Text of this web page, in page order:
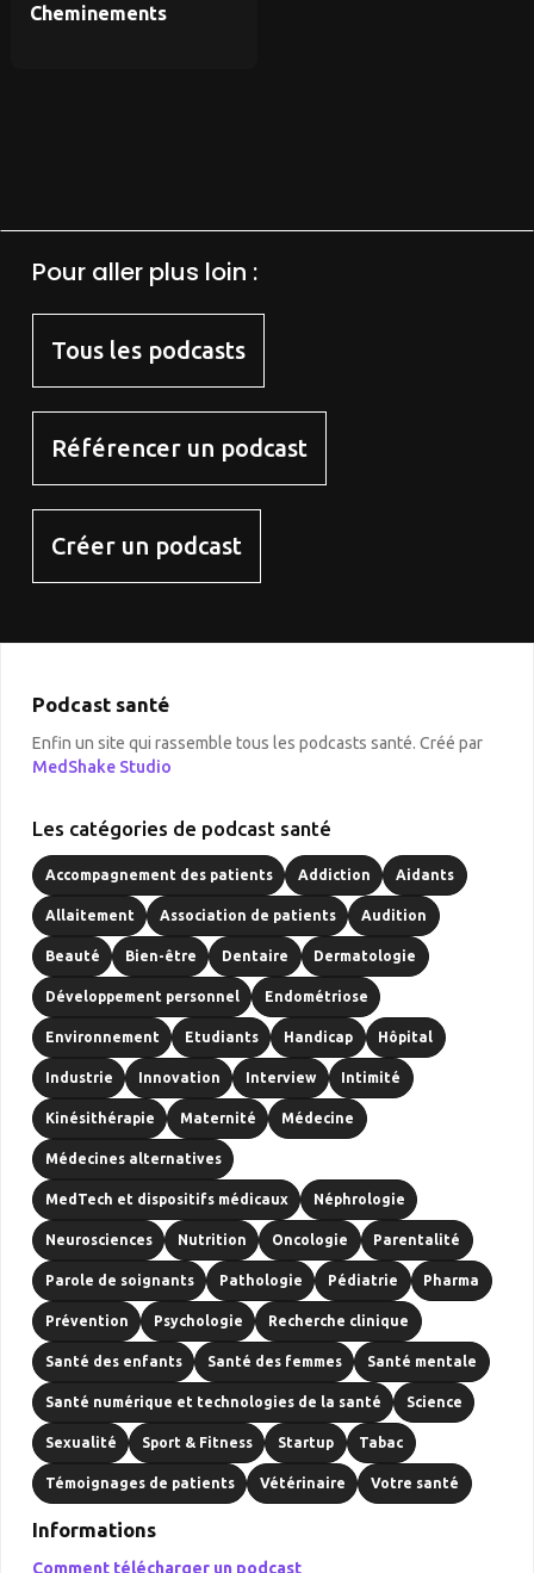
Cheminements
Pour aller plus loin :
Tous les podcasts
Référencer un podcast
Créer un podcast
Podcast santé
Enfin un site qui rassemble tous les podcasts santé. Créé par
MedShake Studio
Les catégories de podcast santé
Accompagnement des patients Addiction Aidants
Allaitement Association de patients Audition
Beauté Bien-être Dentaire Dermatologie
Développement personnel Endométriose
Environnement Etudiants Handicap Hôpital
Industrie Innovation Interview Intimité
Kinésithérapie Maternité Médecine
Médecines alternatives
MedTech et dispositifs médicaux Néphrologie
Neurosciences Nutrition Oncologie Parentalité
Parole de soignants Pathologie Pédiatrie Pharma
Prévention Psychologie Recherche clinique
Santé des enfants Santé des femmes Santé mentale
Santé numérique et technologies de la santé Science
Sexualité Sport & Fitness Startup Tabac
Témoignages de patients Vétérinaire Votre santé
Informations
Comment télécharger un podcast